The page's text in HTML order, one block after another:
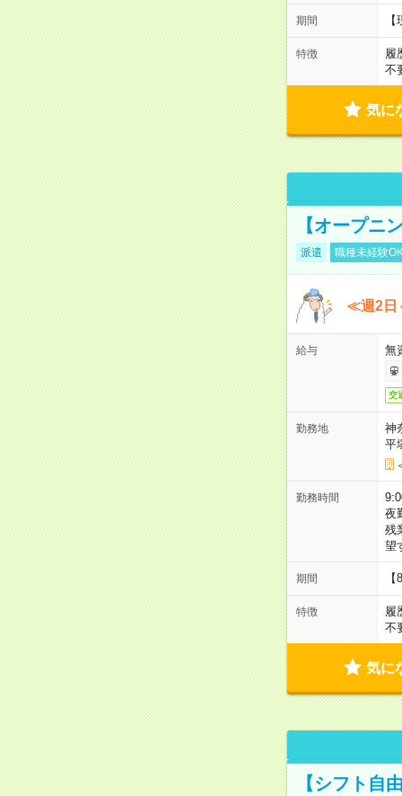
期間
特徴
履
不
気に
【オープニ
派遣 職種未経験
≪週2日
給与 無
交
勤務地
神
平
勤務時間
夜
残
望
期間
特徴
履
不
気に
【シフト自